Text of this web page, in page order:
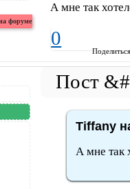
А мне так
0
Tiffany
А мне так